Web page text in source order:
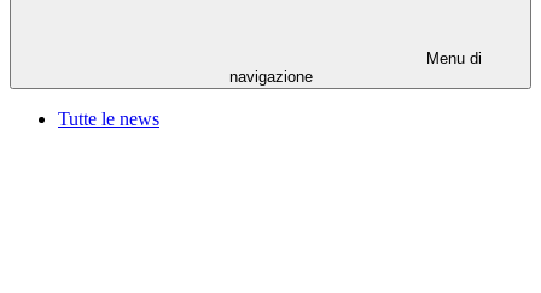
Menu di
navigazione
Tutte le news